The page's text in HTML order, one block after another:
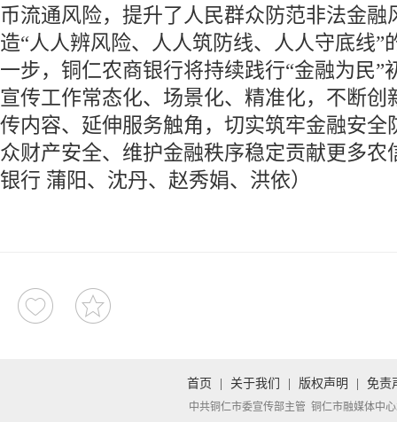
币流通风险，提升了人民群众防范非法金融
造“人人辨风险、人人筑防线、人人守底线”
一步，铜仁农商银行将持续践行“金融为民”
宣传工作常态化、场景化、精准化，不断创
传内容、延伸服务触角，切实筑牢金融安全
众财产安全、维护金融秩序稳定贡献更多农
银行 蒲阳、沈丹、赵秀娟、洪依）
首页 关于我们 版权声明 免责
中共铜仁市委宣传部主管 铜仁市融媒体中心